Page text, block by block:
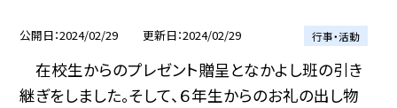
公開日 2024/02/29 更新日 2024/02/29 行事・活動
在校生からのプレゼント贈呈となかよし班の引き
継ぎをしました。そして、６年生からのお礼の出し物